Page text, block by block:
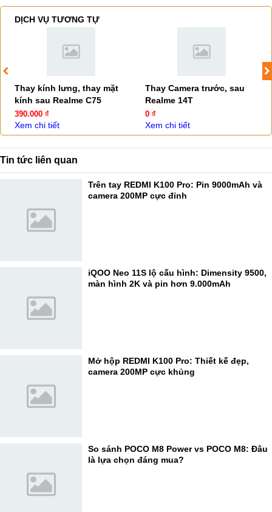
DỊCH VỤ TƯƠNG TỰ
Thay kính lưng, thay mặt
kính sau Realme C75
390.000 ₫
Xem chi tiết
Thay Camera trước, sau
Realme 14T
0 ₫
Xem chi tiết
Tin tức liên quan
Trên tay REDMI K100 Pro: Pin 9000mAh và
camera 200MP cực đỉnh
iQOO Neo 11S lộ cấu hình: Dimensity 9500,
màn hình 2K và pin hơn 9.000mAh
Mở hộp REDMI K100 Pro: Thiết kế đẹp,
camera 200MP cực khủng
So sánh POCO M8 Power vs POCO M8: Đâu
là lựa chọn đáng mua?